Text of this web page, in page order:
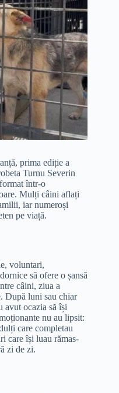
prima ediție a
Turnu Severin
într-o
Mulți câini aflați
iar numeroși
pe viață.
voluntari,
să ofere o șansă
câini, ziua a
După luni sau chiar
avut ocazia să își
nu au lipsit:
care completau
care își luau rămas-
zi de zi.